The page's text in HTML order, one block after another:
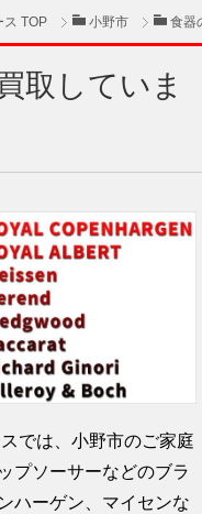
ス TOP 小野市 食器
取していま
では、小野市のご家庭
プソーサーなどのブラ
ハーゲン、マイセンな